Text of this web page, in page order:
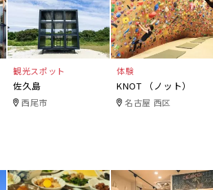
観光スポット
佐久島
西尾市
体験
KNOT （ノット）
名古屋 西区